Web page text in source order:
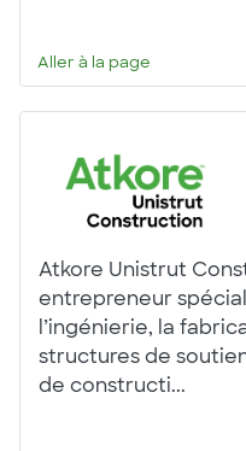
Aller à la page
Atkore Unistrut
entrepreneur
l’ingénierie, la
structures de
de constructi...